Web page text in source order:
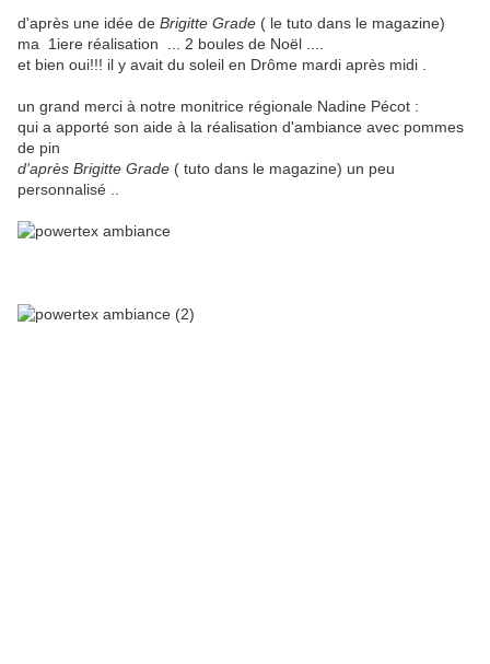
d'après une idée de Brigitte Grade ( le tuto dans le magazine)
ma 1iere réalisation ... 2 boules de Noël ....
et bien oui!!! il y avait du soleil en Drôme mardi après midi .
un grand merci à notre monitrice régionale Nadine Pécot :
qui a apporté son aide à la réalisation d'ambiance avec pommes
de pin
d'après Brigitte Grade ( tuto dans le magazine) un peu
personnalisé ..